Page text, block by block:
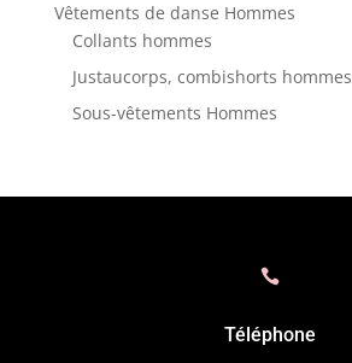
Vêtements de danse Hommes
Collants hommes
Justaucorps, combishorts hommes
Sous-vêtements Hommes

Téléphone